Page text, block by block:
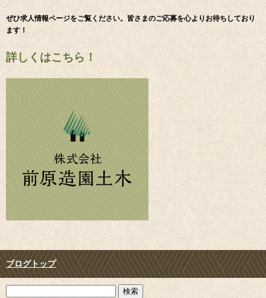
ぜひ求人情報ページをご覧ください。皆さまのご応募を心よりお待ちしており
ます！
詳しくはこちら！
ブログトップ